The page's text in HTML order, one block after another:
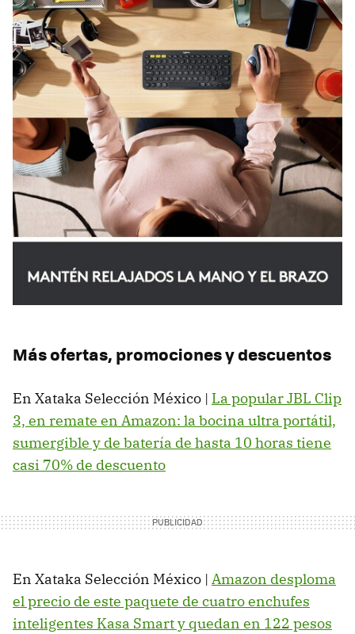
Más ofertas, promociones y descuentos
En Xataka Selección México | La popular JBL Clip
3, en remate en Amazon: la bocina ultra portátil,
sumergible y de batería de hasta 10 horas tiene
casi 70% de descuento
En Xataka Selección México | Amazon desploma
el precio de este paquete de cuatro enchufes
inteligentes Kasa Smart y quedan en 122 pesos